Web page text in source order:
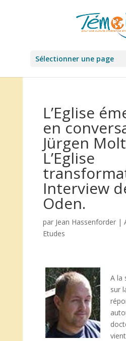
Sélectionner une page
L’Eglise
en
Jürgen
L’Eglise
Interview
Oden.
par Jean Hassenforder|
Etudes
A la
sur